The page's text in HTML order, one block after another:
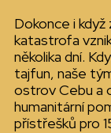
Dokonce i
katastrofa
několika dní.
tajfun, naše
ostrov Cebu a
humanitární
přístřešků pro